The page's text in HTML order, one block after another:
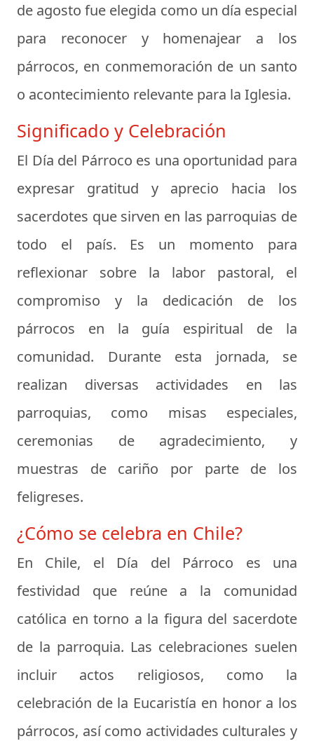
de agosto fue elegida como un día especial
para reconocer y homenajear a los
párrocos, en conmemoración de un santo
o acontecimiento relevante para la Iglesia.
Significado y Celebración
El Día del Párroco es una oportunidad para
expresar gratitud y aprecio hacia los
sacerdotes que sirven en las parroquias de
todo el país. Es un momento para
reflexionar sobre la labor pastoral, el
compromiso y la dedicación de los
párrocos en la guía espiritual de la
comunidad. Durante esta jornada, se
realizan diversas actividades en las
parroquias, como misas especiales,
ceremonias de agradecimiento, y
muestras de cariño por parte de los
feligreses.
¿Cómo se celebra en Chile?
En Chile, el Día del Párroco es una
festividad que reúne a la comunidad
católica en torno a la figura del sacerdote
de la parroquia. Las celebraciones suelen
incluir actos religiosos, como la
celebración de la Eucaristía en honor a los
párrocos, así como actividades culturales y